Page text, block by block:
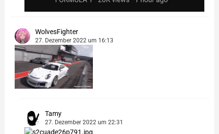
WolvesFighter
27. Dezember 2022 um 16:13
Tamy
27. Dezember 2022 um 22:31